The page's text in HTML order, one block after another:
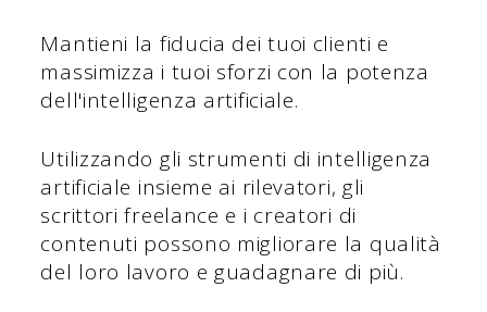
Mantieni la fiducia dei tuoi clienti e
massimizza i tuoi sforzi con la potenza
dell'intelligenza artificiale.
Utilizzando gli strumenti di intelligenza
artificiale insieme ai rilevatori, gli
scrittori freelance e i creatori di
contenuti possono migliorare la qualità
del loro lavoro e guadagnare di più.